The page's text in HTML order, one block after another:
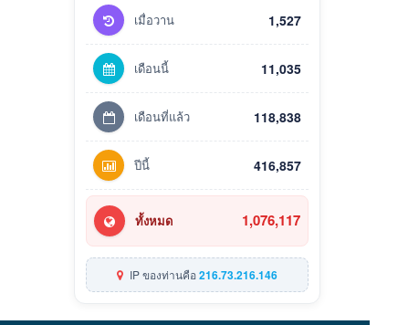
เมื่อวาน 1,527
เดือนนี้ 11,035
เดือนที่แล้ว 118,838
ปีนี้ 416,857
ทั้งหมด 1,076,117
IP ของท่านคือ216.73.216.146